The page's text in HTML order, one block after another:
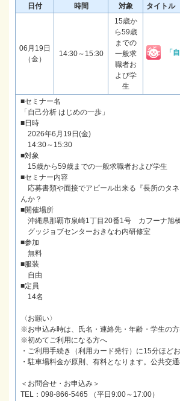
日付 時間 対象 タイトル
06月19日
（金）
14:30～15:30
15歳か
ら59歳
までの
一般求
職者お
よび学
生
「
■セミナー名
「自己分析 はじめの一歩」
■日時
2026年6月19日(金)
14:30～15:30
■対象
15歳から59歳までの一般求職者および学生
■セミナー内容
応募書類や面接でアピール出来る『長所のタ
んか？
■開催場所
沖縄県那覇市泉崎1丁目20番1号 カフーナ旭
グッジョブセンターおきなわ内研修室
■参加
無料
■服装
自由
■定員
14名
〈お願い〉
※お申込み時は、氏名・連絡先・年齢・学生の
※初めてご利用になる方へ
・ご利用手続き（利用カード発行）に15分ほど
・駐車場料金が原則、有料となります。公共交
＜お問合せ・お申込み＞
TEL：098-866-5465 （平日9:00～17:00）